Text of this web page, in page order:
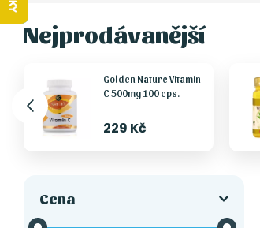
Nejprodávanější
Golden Nature Vitamin
C 500mg 100 cps.
229 Kč
Cena